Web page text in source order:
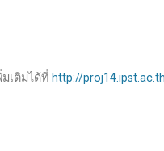
เติมได้ที่ http://proj14.ipst.ac.th